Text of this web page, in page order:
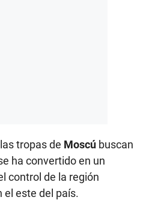
tropas de Moscú buscan
ha convertido en un
control de la región
el este del país.